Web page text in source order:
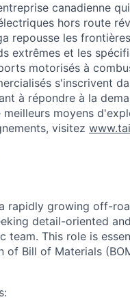
canadienne
hors route
repousse les
extrêmes et les
motorisés à
s'inscrivent
à répondre à la
moyens
visitez
rapidly growing off-
detail-oriented
team. This role is
of Bill of Materials